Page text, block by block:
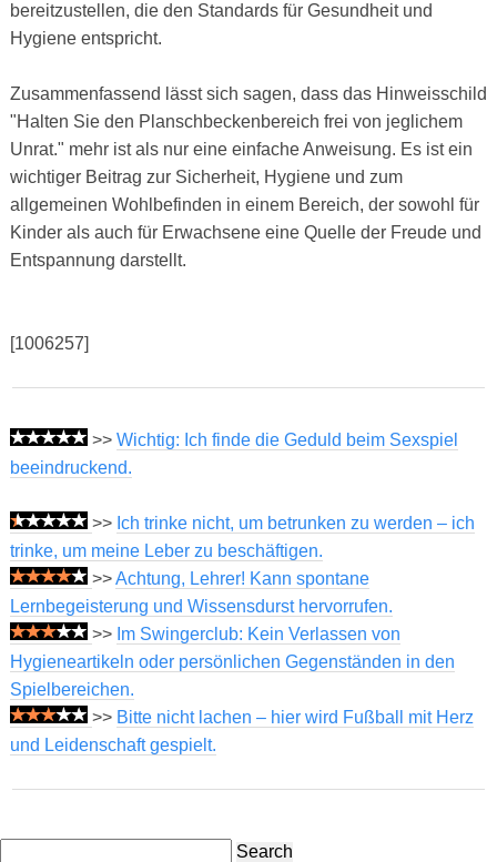
bereitzustellen, die den Standards für Gesundheit und
Hygiene entspricht.
Zusammenfassend lässt sich sagen, dass das Hinweisschild
"Halten Sie den Planschbeckenbereich frei von jeglichem
Unrat." mehr ist als nur eine einfache Anweisung. Es ist ein
wichtiger Beitrag zur Sicherheit, Hygiene und zum
allgemeinen Wohlbefinden in einem Bereich, der sowohl für
Kinder als auch für Erwachsene eine Quelle der Freude und
Entspannung darstellt.
[1006257]
>> Wichtig: Ich finde die Geduld beim Sexspiel
beeindruckend.
>> Ich trinke nicht, um betrunken zu werden – ich
trinke, um meine Leber zu beschäftigen.
>>Achtung, Lehrer! Kann spontane
Lernbegeisterung und Wissensdurst hervorrufen.
>> Im Swingerclub: Kein Verlassen von
Hygieneartikeln oder persönlichen Gegenständen in den
Spielbereichen.
>> Bitte nicht lachen – hier wird Fußball mit Herz
und Leidenschaft gespielt.
Search